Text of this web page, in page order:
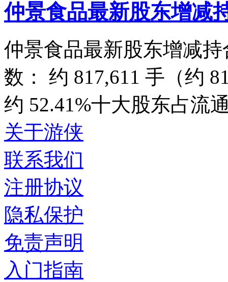
仲景食品最新股东增减
仲景食品最新股东增减
数： 约 817,611 手（约
约 52.41%十大股东占流
关于游侠
联系我们
注册协议
隐私保护
免责声明
入门指南